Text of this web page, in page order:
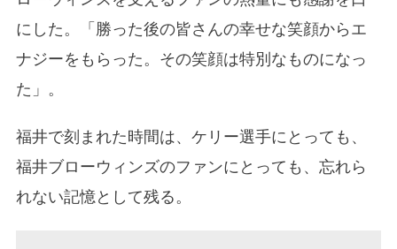
にした。「勝った後の皆さんの幸せな笑顔からエ
ナジーをもらった。その笑顔は特別なものになっ
た」。
福井で刻まれた時間は、ケリー選手にとっても、
福井ブローウィンズのファンにとっても、忘れら
れない記憶として残る。